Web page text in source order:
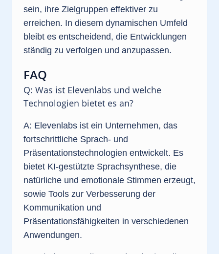
sein, ihre Zielgruppen effektiver zu
erreichen. In diesem dynamischen Umfeld
bleibt es entscheidend, die Entwicklungen
ständig zu verfolgen und anzupassen.
FAQ
Q: Was ist Elevenlabs und welche
Technologien bietet es an?
A: Elevenlabs ist ein Unternehmen, das
fortschrittliche Sprach- und
Präsentationstechnologien entwickelt. Es
bietet KI-gestützte Sprachsynthese, die
natürliche und emotionale Stimmen erzeugt,
sowie Tools zur Verbesserung der
Kommunikation und
Präsentationsfähigkeiten in verschiedenen
Anwendungen.